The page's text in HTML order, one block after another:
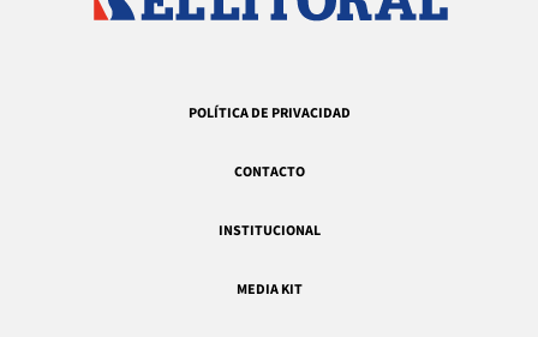
POLÍTICA DE PRIVACIDAD
CONTACTO
INSTITUCIONAL
MEDIA KIT